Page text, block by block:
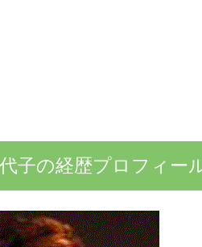
子の経歴プロフィー